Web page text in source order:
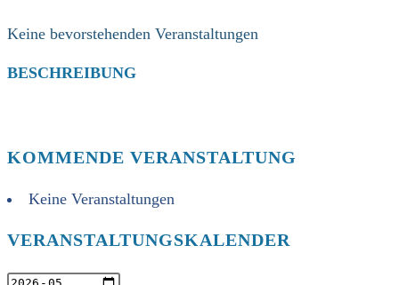
Keine bevorstehenden Veranstaltungen
BESCHREIBUNG
KOMMENDE VERANSTALTUNG
Keine Veranstaltungen
VERANSTALTUNGSKALENDER